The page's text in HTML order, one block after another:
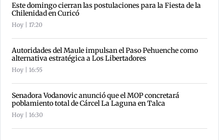
Este domingo cierran las postulaciones para la Fiesta de la
Chilenidad en Curicó
Hoy | 17:20
Autoridades del Maule impulsan el Paso Pehuenche como
alternativa estratégica a Los Libertadores
Hoy | 16:55
Senadora Vodanovic anunció que el MOP concretará
poblamiento total de Cárcel La Laguna en Talca
Hoy | 16:30